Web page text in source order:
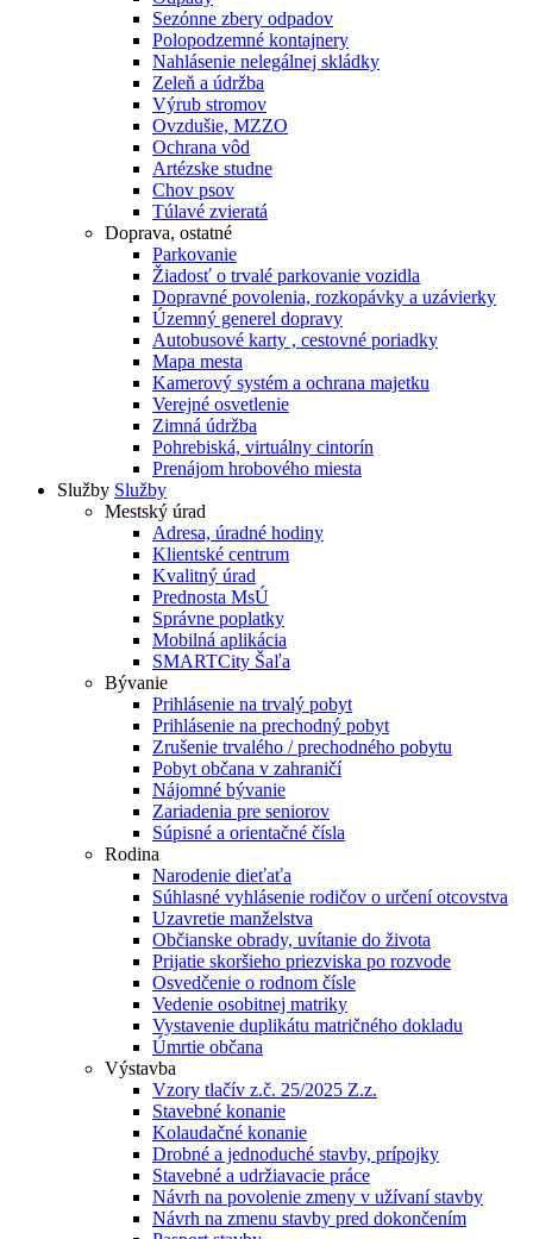
Sezónne zbery odpadov
Polopodzemné kontajnery
Nahlásenie nelegálnej skládky
Zeleň a údržba
Výrub stromov
Ovzdušie, MZZO
Ochrana vôd
Artézske studne
Chov psov
Túlavé zvieratá
Doprava, ostatné
Parkovanie
Žiadosť o trvalé parkovanie vozidla
Dopravné povolenia, rozkopávky a uzávierky
Územný generel dopravy
Autobusové karty , cestovné poriadky
Mapa mesta
Kamerový systém a ochrana majetku
Verejné osvetlenie
Zimná údržba
Pohrebiská, virtuálny cintorín
Prenájom hrobového miesta
Služby Služby
Mestský úrad
Adresa, úradné hodiny
Klientské centrum
Kvalitný úrad
Prednosta MsÚ
Správne poplatky
Mobilná aplikácia
SMARTCity Šaľa
Bývanie
Prihlásenie na trvalý pobyt
Prihlásenie na prechodný pobyt
Zrušenie trvalého / prechodného pobytu
Pobyt občana v zahraničí
Nájomné bývanie
Zariadenia pre seniorov
Súpisné a orientačné čísla
Rodina
Narodenie dieťaťa
Súhlasné vyhlásenie rodičov o určení otcovstva
Uzavretie manželstva
Občianske obrady, uvítanie do života
Prijatie skoršieho priezviska po rozvode
Osvedčenie o rodnom čísle
Vedenie osobitnej matriky
Vystavenie duplikátu matričného dokladu
Úmrtie občana
Výstavba
Vzory tlačív z.č. 25/2025 Z.z.
Stavebné konanie
Kolaudačné konanie
Drobné a jednoduché stavby, prípojky
Stavebné a udržiavacie práce
Návrh na povolenie zmeny v užívaní stavby
Návrh na zmenu stavby pred dokončením